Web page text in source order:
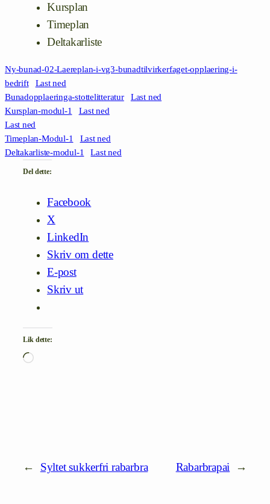
Kursplan
Timeplan
Deltakarliste
Ny-bunad-02-Laereplan-i-vg3-bunadtilvirkerfaget-opplaering-i-
bedrift
Last ned
Bunadopplaeringa-stottelitteratur
Last ned
Kursplan-modul-1
Last ned
Last ned
Timeplan-Modul-1
Last ned
Deltakarliste-modul-1
Last ned
Del dette:
Facebook
X
LinkedIn
Skriv om dette
E-post
Skriv ut
Lik dette:
Laster
← Syltet sukkerfri rabarbra Rabarbrapai →